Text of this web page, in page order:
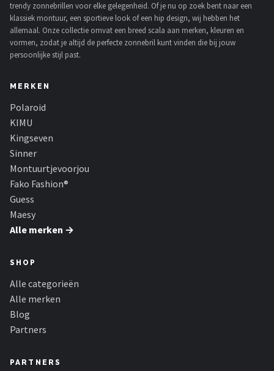
Guess
Maesy
trendy zonnebrillen voor elke gelegenheid. Of je nu op zoek bent naar een
klassiek montuur, een sportieve look of een hip design, wij hebben het
allemaal. Onze collectie omvat een breed scala aan merken, kleuren en
vormen, zodat je altijd de perfecte zonnebril kunt vinden die bij jouw
persoonlijke stijl past.
MERKEN
Polaroid
KIMU
Kingseven
Sinner
Montuurtjevoorjou
Fako Fashion®
Guess
Maesy
Alle merken →
SHOP
Alle categorieën
Alle merken
Blog
Partners
PARTNERS